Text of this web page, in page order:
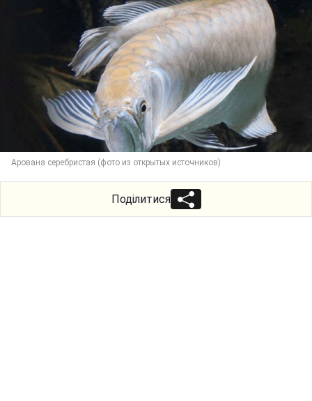
Арована серебристая (фото из открытых источников)
Поділитися